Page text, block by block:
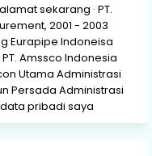
sekarang · PT.
2001 - 2003
Eurapipe Indoneisa
PT. Amssco Indonesia
Utama Administrasi
Persada Administrasi
data pribadi saya